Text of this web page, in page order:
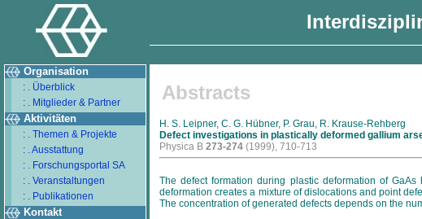
Organisation
: . Überblick
: . Mitglieder & Partner
Aktivitäten
: . Themen & Projekte
: . Ausstattung
: . Forschungsportal SA
: . Veranstaltungen
: . Publikationen
Kontakt
Abstracts
H. S. Leipner, C. G. Hübner, P. Grau, R. Krause-Rehberg
Defect investigations in plastically deformed gallium
Physica B 273-274 (1999), 710-713
The defect formation during plastic deformation of
deformation creates a mixture of dislocations and point
The concentration of generated defects depends on the